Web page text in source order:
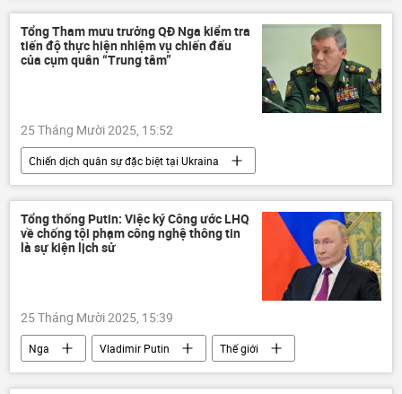
Nga
Belgorod
Thế giới
Quân sự
Kharkov
Tổng Tham mưu trưởng QĐ Nga kiểm tra
tiến độ thực hiện nhiệm vụ chiến đấu
của cụm quân “Trung tâm”
25 Tháng Mười 2025, 15:52
Chiến dịch quân sự đặc biệt tại Ukraina
Valery Gerasimov
Nga
Bộ Quốc phòng Nga
Thế giới
Quân sự
Cuộc khủng hoảng ở Ukraina
Tổng thống Putin: Việc ký Công ước LHQ
về chống tội phạm công nghệ thông tin
là sự kiện lịch sử
25 Tháng Mười 2025, 15:39
Nga Vladimir Putin
Thế giới
Chính trị
CNTT
tội phạm